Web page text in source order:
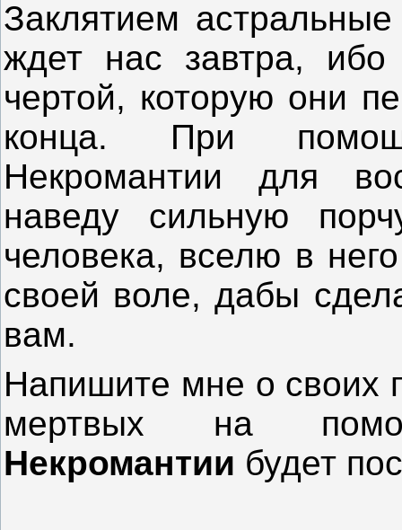
Заклятием
ждет нас завтра,
чертой, которую они
конца. При
Некромантии для
наведу сильную
человека, вселю в
своей воле, дабы
вам.
Напишите мне о своих
мертвых на
Некромантии будет